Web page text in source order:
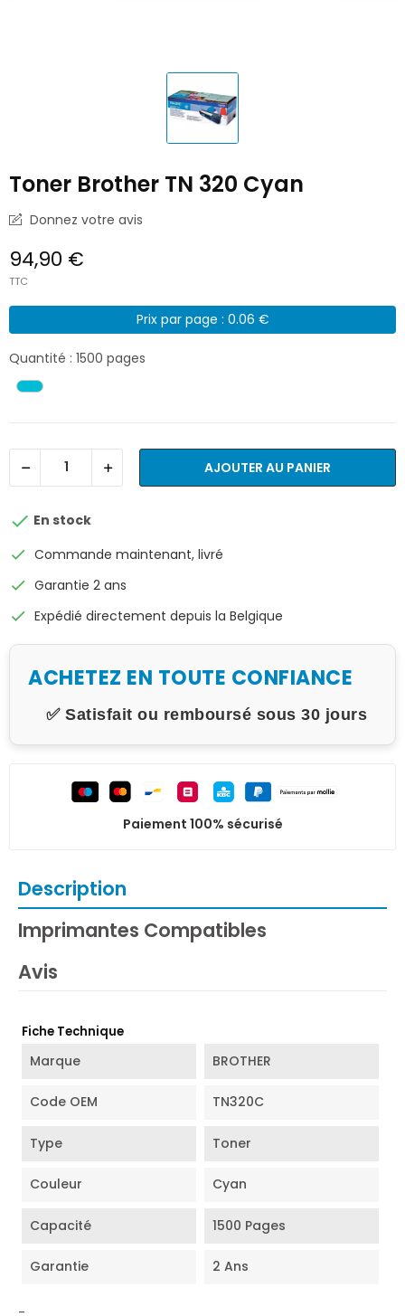
Toner Brother TN 320 Cyan
Donnez votre avis
94,90 €
TTC
Prix par page : 0.06 €
Quantité : 1500 pages
AJOUTER AU PANIER
 En stock
check Commande maintenant, livré
check Garantie 2 ans
check Expédié directement depuis la Belgique
ACHETEZ EN TOUTE CONFIANCE
✅ Satisfait ou remboursé sous 30 jours
Paiement 100% sécurisé
Description
Imprimantes Compatibles
Avis
Fiche Technique
Marque BROTHER
Code OEM TN320C
Type Toner
Couleur Cyan
Capacité 1500 Pages
Garantie 2 Ans